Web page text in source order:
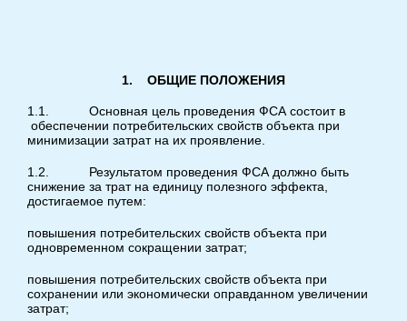
1. ОБЩИЕ ПОЛОЖЕНИЯ
1.1. Основная цель проведения ФСА состоит в
обеспечении потребительских свойств объекта при
минимизации затрат на их проявление.
1.2. Результатом проведения ФСА должно быть
снижение за трат на единицу полезного эффекта,
достигаемое путем:
повышения потребительских свойств объекта при
одновременном сокращении затрат;
повышения потребительских свойств объекта при
сохранении или экономически оправданном увеличении
затрат;